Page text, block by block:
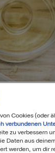
Cookies (oder
verbundenen
zu verbessern
Daten aus
werden, um dir